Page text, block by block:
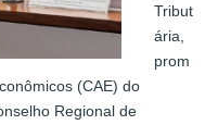
Tribut
ária,
prom
(CAE) do
Regional de